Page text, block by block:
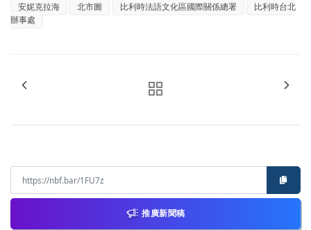
安妮克拉海 北市圖 比利時法語文化區國際關係總署
比利時台北
辦事處
推廣新聞稿